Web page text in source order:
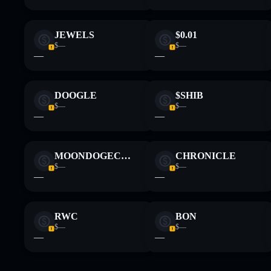
JEWELS
$—
—
$0.01
$—
—
DOOGLE
$—
—
$SHIB
$—
—
MOONDOGECOIN
$—
—
CHRONICLE
$—
—
RWC
$—
—
BON
$—
—